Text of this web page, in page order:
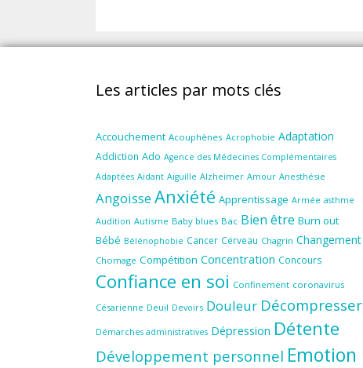
Les articles par mots clés
Accouchement Acouphènes Acrophobie Adaptation
Addiction Ado Agence des Médecines Complémentaires
Adaptées Aidant Aiguille Alzheimer Amour Anesthésie
Angoisse Anxiété Apprentissage Armée asthme
Audition Autisme Baby blues Bac Bien être Burn out
Bébé Bélénophobie Cancer Cerveau Chagrin Changement
Chomage Compétition Concentration Concours
Confiance en soi Confinement coronavirus
Césarienne Deuil Devoirs Douleur Décompresser
Démarches administratives Dépression Détente
Développement personnel Emotion